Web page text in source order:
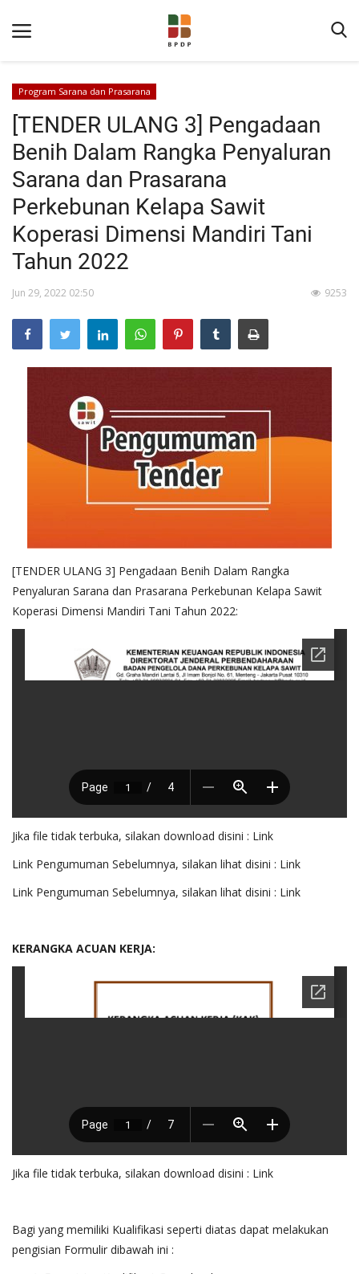
Home
Tentang BPDP
Berita
Pengumuman
Tentang Sawit
Hubungi Kami
Program Sarana dan Prasarana
[TENDER ULANG 3] Pengadaan
Benih Dalam Rangka Penyaluran
Sarana dan Prasarana
Perkebunan Kelapa Sawit
Koperasi Dimensi Mandiri Tani
Tahun 2022
Jun 29, 2022 02:50 9253
[TENDER ULANG 3] Pengadaan Benih Dalam Rangka
Penyaluran Sarana dan Prasarana Perkebunan Kelapa Sawit
Koperasi Dimensi Mandiri Tani Tahun 2022:
Jika file tidak terbuka, silakan download disini : Link
Link Pengumuman Sebelumnya, silakan lihat disini : Link
Link Pengumuman Sebelumnya, silakan lihat disini : Link
KERANGKA ACUAN KERJA:
Jika file tidak terbuka, silakan download disini : Link
Bagi yang memiliki Kualifikasi seperti diatas dapat melakukan
pengisian Formulir dibawah ini :